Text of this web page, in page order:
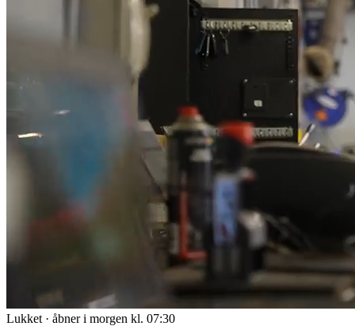
Lukket · åbner i morgen kl. 07:30